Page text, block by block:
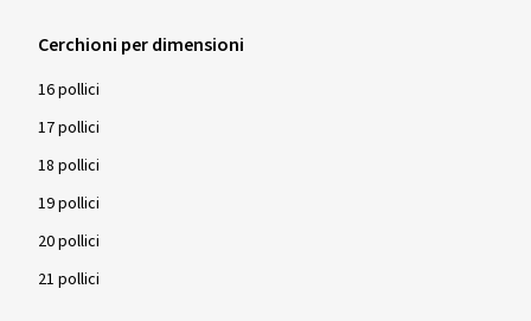
Cerchioni per dimensioni
16 pollici
17 pollici
18 pollici
19 pollici
20 pollici
21 pollici